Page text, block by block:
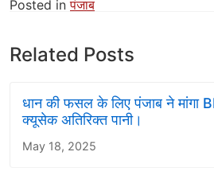
Posted inपंजाब
Related Posts
धान की फसल के लिए पंजाब ने मांगा
क्यूसेक अतिरिक्त पानी।
May 18, 2025